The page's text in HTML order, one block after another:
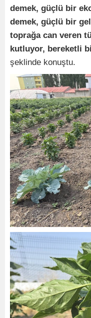
demek, güçlü bir
demek, güçlü bir
toprağa can veren
kutluyor, bereketli
şeklinde konuştu.